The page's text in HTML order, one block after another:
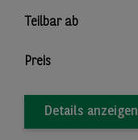
Teilbar ab
Preis
Details anzeigen